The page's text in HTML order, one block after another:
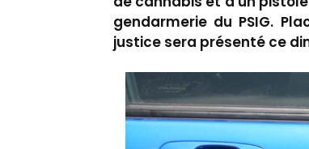
gendarmerie du PSIG.
justice sera présenté ce